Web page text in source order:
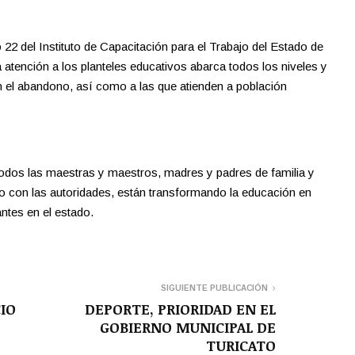
del Instituto de Capacitación para el Trabajo del Estado de
a los planteles educativos abarca todos los niveles y
abandono, así como a las que atienden a población
las maestras y maestros, madres y padres de familia y
con las autoridades, están transformando la educación en
en el estado.
SIGUIENTE PUBLICACIÓN
DEPORTE, PRIORIDAD EN EL
GOBIERNO MUNICIPAL DE
TURICATO